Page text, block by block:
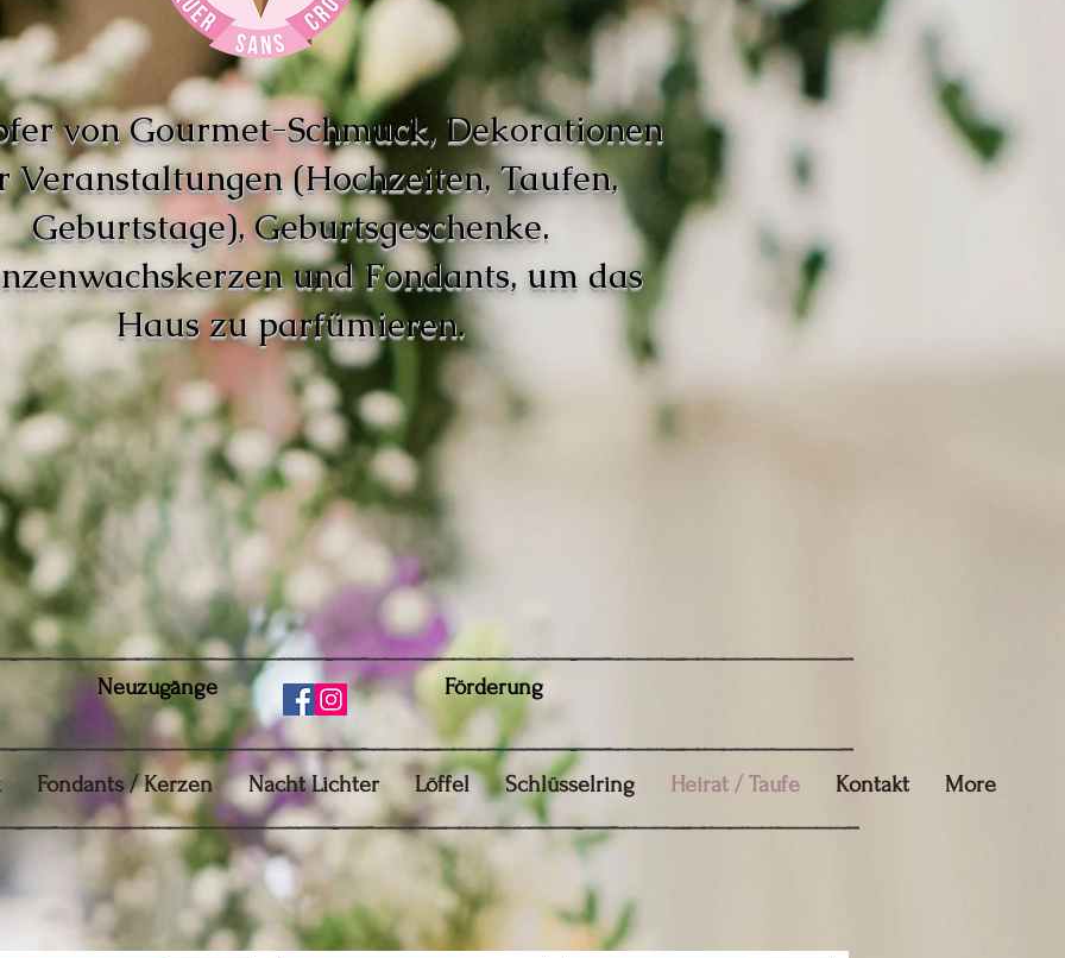
von Gourmet-Schmuck, Dekorationen
Veranstaltungen (Hochzeiten, Taufen,
Geburtstage), Geburtsgeschenke.
und Fondants, um das
Haus zu parfümieren.
Neuzugänge Förderung
Fondants / Kerzen Nacht Lichter Löffel Schlüsselring Heirat / Taufe Kontakt More